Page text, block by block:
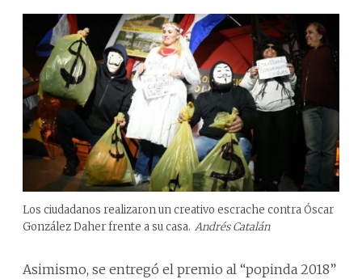
Los ciudadanos realizaron un creativo escrache contra Óscar
González Daher frente a su casa. Andrés Catalán
Asimismo, se entregó el premio al “popinda 2018”